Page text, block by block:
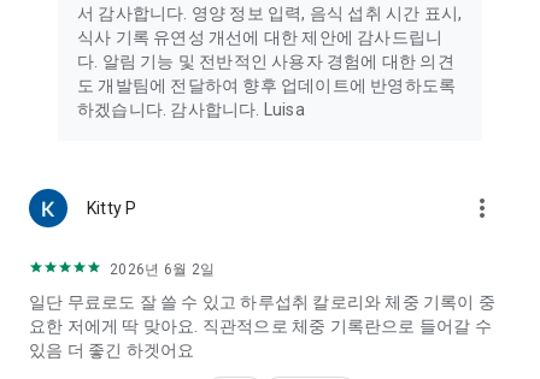
서 감사합니다. 영양 정보 입력, 음식 섭취 시간 표시,
식사 ​​기록 유연성 개선에 대한 제안에 감사드립니
다. 알림 기능 및 전반적인 사용자 경험에 대한 의견
도 개발팀에 전달하여 향후 업데이트에 반영하도록
하겠습니다. 감사합니다. Luisa
Kitty P more_vert
2026년 6월 2일
일단 무료로도 잘 쓸 수 있고 하루섭취 칼로리와 체중 기록이 중
요한 저에게 딱 맞아요. 직관적으로 체중 기록란으로 들어갈 수
있음 더 좋긴 하겟어요